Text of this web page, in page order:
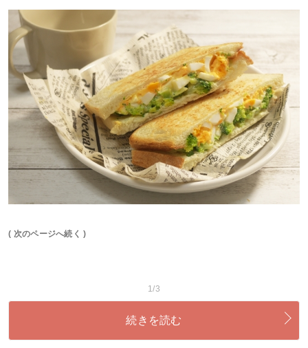
( 次のページへ続く )
1/3
続きを読む